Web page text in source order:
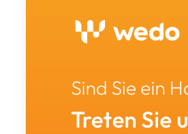
Sind Sie ein
Treten Sie